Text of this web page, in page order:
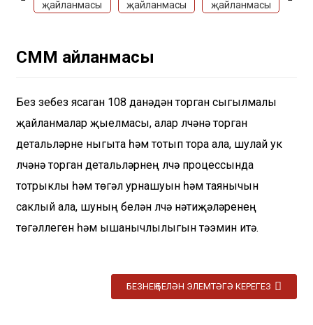
CMM җайланмасы
Без үзебез ясаган 108 данәдән торган сыгылмалы
җайланмалар җыелмасы, алар үлчәнә торган
детальләрне ныгыта һәм тотып тора ала, шулай ук ​​
үлчәнә торган детальләрнең үлчәү процессында
тотрыклы һәм төгәл урнашуын һәм таянычын
саклый ала, шуның белән үлчәү нәтиҗәләренең
төгәллеген һәм ышанычлылыгын тәэмин итә.
БЕЗНЕҢ БЕЛӘН ЭЛЕМТӘГӘ КЕРЕГЕЗ